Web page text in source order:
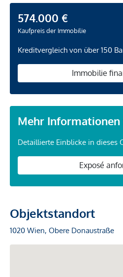
574.000 €
Kaufpreis der Immobilie
Kreditvergleich von über 150
Immobilie
Mehr
Detaillierte Einblicke in dieses
Exposé
Objektstandort
1020 Wien, Obere Donaustraße